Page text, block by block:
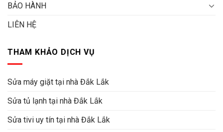
BẢO HÀNH
LIÊN HỆ
THAM KHẢO DỊCH VỤ
Sửa máy giặt tại nhà Đắk Lắk
Sửa tủ lạnh tại nhà Đắk Lắk
Sửa tivi uy tín tại nhà Đắk Lắk